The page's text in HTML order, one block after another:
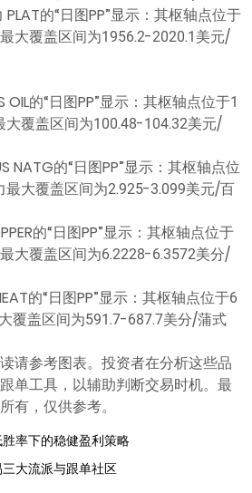
的“日图PP”显示：其枢轴点位于
大覆盖区间为1956.2-2020.1美元/
的“日图PP”显示：其枢轴点位于1
大覆盖区间为100.48-104.32美元/
NATG的“日图PP”显示：其枢轴点位
最大覆盖区间为2.925-3.099美元/百
的“日图PP”显示：其枢轴点位于
大覆盖区间为6.2228-6.3572美分/
的“日图PP”显示：其枢轴点位于6
覆盖区间为591.7-687.7美分/蒲式
请参考图表。投资者在分析这些品
单工具，以辅助判断交易时机。最
有，仅供参考。
率下的稳健盈利策略
大流派与跟单社区